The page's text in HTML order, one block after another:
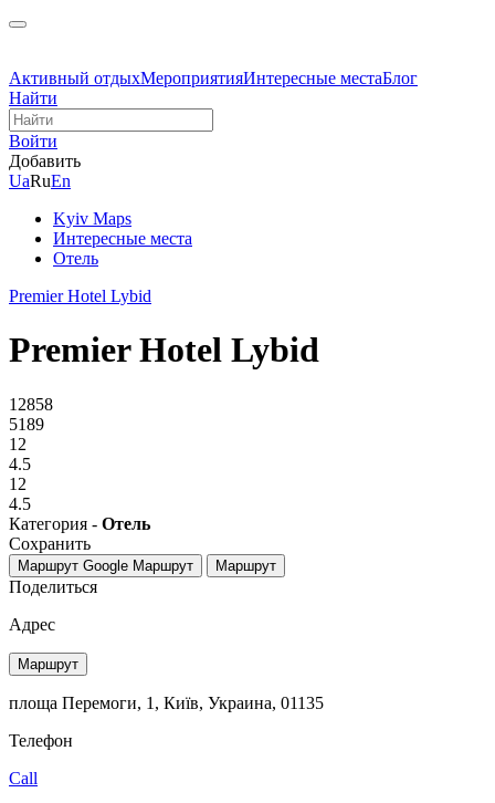
Активный отдыхМероприятияИнтересные местаБлог
Найти
Войти
Добавить
UaRuEn
Kyiv Maps
Интересные места
Отель
Premier Hotel Lybid
Premier Hotel Lybid
12858
5189
12
4.5
12
4.5
Категория - Отель
Сохранить
Маршрут Google Маршрут Маршрут
Поделиться
Адрес
Маршрут
площа Перемоги, 1, Київ, Украина, 01135
Телефон
Call